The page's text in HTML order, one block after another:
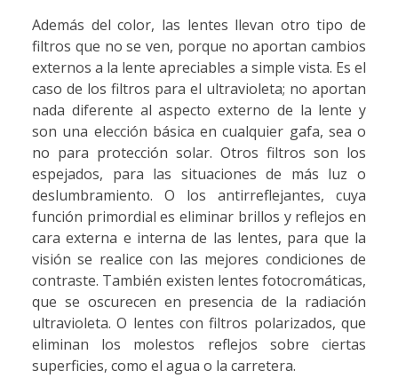
Además del color, las lentes llevan otro tipo de
filtros que no se ven, porque no aportan cambios
externos a la lente apreciables a simple vista. Es el
caso de los filtros para el ultravioleta; no aportan
nada diferente al aspecto externo de la lente y
son una elección básica en cualquier gafa, sea o
no para protección solar. Otros filtros son los
espejados, para las situaciones de más luz o
deslumbramiento. O los antirreflejantes, cuya
función primordial es eliminar brillos y reflejos en
cara externa e interna de las lentes, para que la
visión se realice con las mejores condiciones de
contraste. También existen lentes fotocromáticas,
que se oscurecen en presencia de la radiación
ultravioleta. O lentes con filtros polarizados, que
eliminan los molestos reflejos sobre ciertas
superficies, como el agua o la carretera.